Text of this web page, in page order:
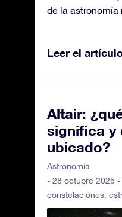
de la astronomía
Leer el
Altair:
significa y
ubicado?
Astronomía
- 28 octubre 2025 -
constelaciones